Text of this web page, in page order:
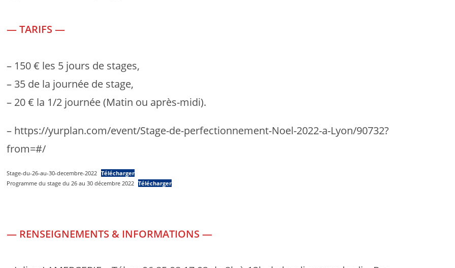
— TARIFS —
– 150 € les 5 jours de stages,
– 35 de la journée de stage,
– 20 € la 1/2 journée (Matin ou après-midi).
– https://yurplan.com/event/Stage-de-perfectionnement-Noel-2022-a-Lyon/90732?
from=#/
Stage-du-26-au-30-decembre-2022 Télécharger
Programme du stage du 26 au 30 décembre 2022 Télécharger
— RENSEIGNEMENTS & INFORMATIONS —